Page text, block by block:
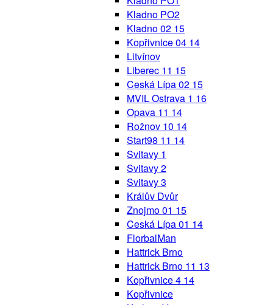
Kladno PO2
Kladno 02 15
Kopřivnice 04 14
Litvínov
Liberec 11 15
Ceská Lípa 02 15
MVIL Ostrava 1 16
Opava 11 14
Rožnov 10 14
Start98 11 14
Svitavy 1
Svitavy 2
Svitavy 3
Králův Dvůr
Znojmo 01 15
Ceská Lípa 01 14
FlorbalMan
Hattrick Brno
Hattrick Brno 11 13
Kopřivnice 4 14
Kopřivnice